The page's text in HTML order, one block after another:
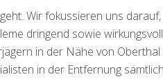
Wir fokussieren uns
dringend sowie
in der Nähe von
in der Entfernung